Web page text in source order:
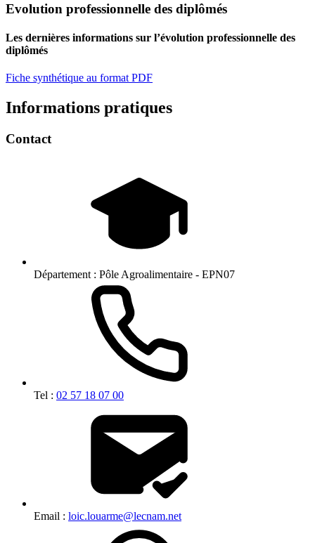
Evolution professionnelle des diplômés
Les dernières informations sur l’évolution professionnelle des
diplômés
Fiche synthétique au format PDF
Informations pratiques
Contact
Département : Pôle Agroalimentaire - EPN07
Tel : 02 57 18 07 00
Email : loic.louarme@lecnam.net